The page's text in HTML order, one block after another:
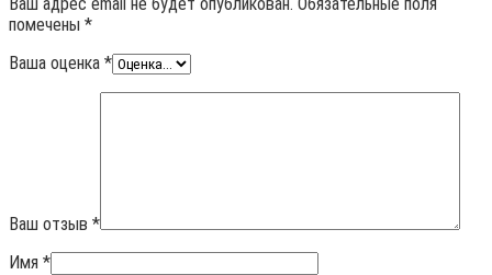
помечены *
Ваша оценка *
Ваш отзыв *
Имя *